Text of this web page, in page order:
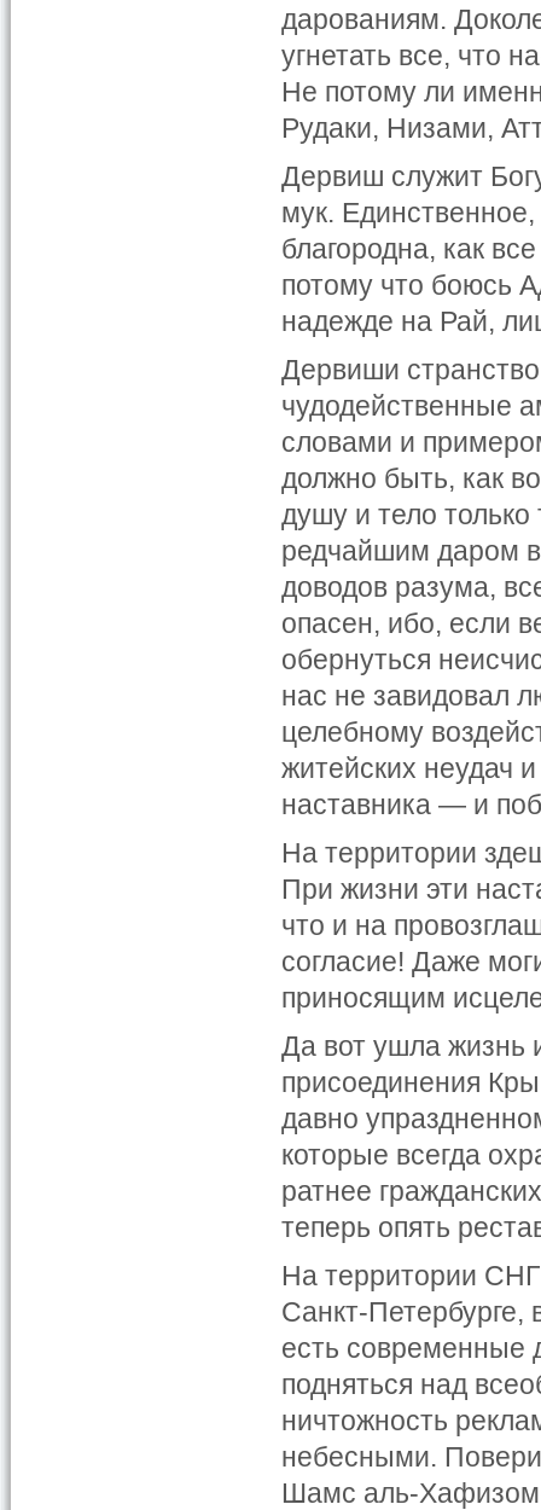
дарованиям.
угнетать все, что
Не потому ли
Рудаки, Низами,
Дервиш служит
мук.
благородна, как
потому что боюсь
надежде на Рай,
Дервиши
чудодейственные
словами и
должно быть, как
душу и тело
редчайшим даром
доводов разума,
опасен, ибо, если
обернуться
нас не завидовал
целебному
житейских неудач
наставника — и
На территории
При жизни эти
что и на
согласие! Даже
приносящим
Да вот ушла жизнь
присоединения
давно
которые всегда
ратнее
теперь опять
На территории
Санкт-Петербурге,
есть современные
подняться над
ничтожность
небесными.
Шамс аль-